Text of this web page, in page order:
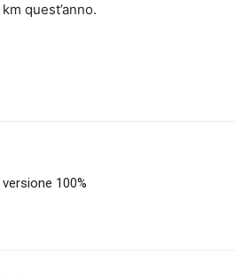
quest’anno.
100%